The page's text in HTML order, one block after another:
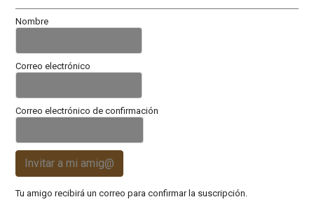
Nombre
Correo electrónico
Correo electrónico de confirmación
Invitar a mi amig@
Tu amigo recibirá un correo para confirmar la suscripción.